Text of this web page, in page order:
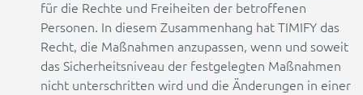
für die Rechte und Freiheiten der betroffenen
Personen. In diesem Zusammenhang hat TIMIFY das
Recht, die Maßnahmen anzupassen, wenn und soweit
das Sicherheitsniveau der festgelegten Maßnahmen
nicht unterschritten wird und die Änderungen in einer